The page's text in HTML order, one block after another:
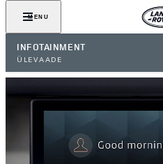
MENU
INFOTAINMENT
ÜLEVAADE